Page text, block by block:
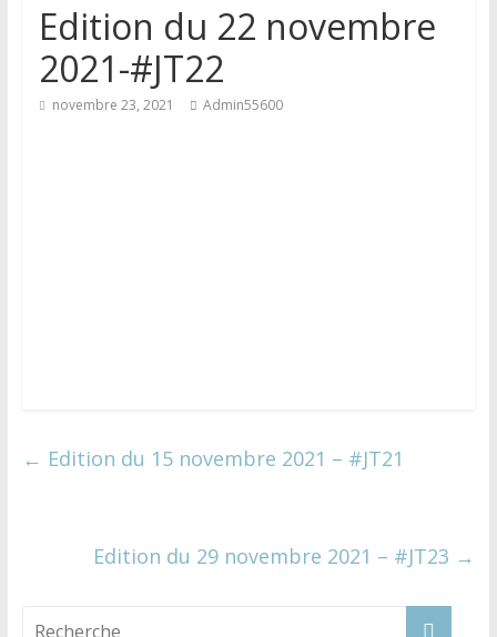
Edition du 22 novembre
2021-#JT22
novembre 23, 2021 Admin55600
← Edition du 15 novembre 2021 – #JT21
Edition du 29 novembre 2021 – #JT23 →